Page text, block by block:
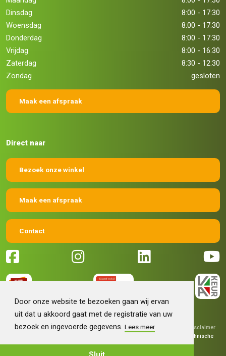
Door onze website te bezoeken gaan wij ervan
uit dat u akkoord gaat met de registratie van uw
bezoek en ingevoerde gegevens.Lees meer
Dinsdag
8:00 - 17:30
Woensdag
8:00 - 17:30
Donderdag
8:00 - 17:30
Vrijdag
8:00 - 16:30
Zaterdag
8:30 - 12:30
Zondag
gesloten
Maak een afspraak
Direct naar
Bezoek onze winkel
Maak een afspraak
Contact
© 2026 Machinehandel Bruntink BV | Algemene voorwaarden
Disclaimer
Technische
realisatieSieronline B.V.